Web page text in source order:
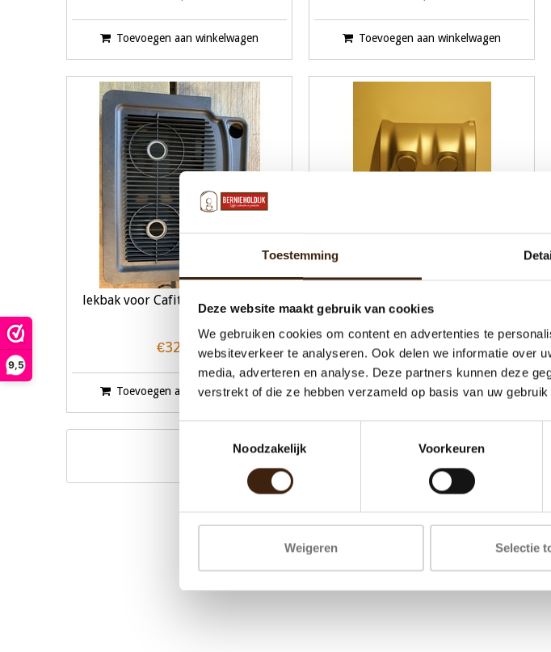
Toestemming
Deze website maakt gebruik van cookies
We gebruiken cookies om content en advertenties te
websiteverkeer te analyseren. Ook delen we informatie over
media, adverteren en analyse. Deze partners kunnen deze
verstrekt of die ze hebben verzameld op basis van uw
Toestemmingsselectie
Noodzakelijk
Voorkeuren
Weigeren Selectie
9,5
Toevoegen aan winkelwagen Toevoegen aan winkelwagen
lekbak voor Cafitesse 110/120 ng
€32,23
Toevoegen aan winkelwagen
Voorplaat uitloop gedeelte cafitesse
110 NG
€39,00
Toevoegen aan winkelwagen